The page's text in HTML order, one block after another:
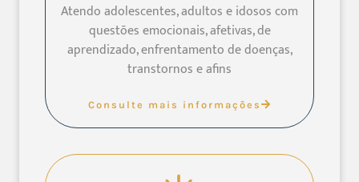
Atendo adolescentes, adultos e idosos com
questões emocionais, afetivas, de
aprendizado, enfrentamento de doenças,
transtornos e afins
Consulte mais informações